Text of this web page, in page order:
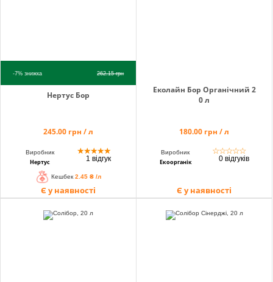
-7%знижка 262.15грн
Нертус Бор
245.00 грн / л
Виробник
Нертус
★★★★★
1 відгук
Кешбек 2.45 ₴ /л
Є у наявності
Еколайн Бор Органічний 2
0 л
180.00 грн / л
Виробник
Екоорганік
☆☆☆☆☆
0 відгуків
Є у наявності